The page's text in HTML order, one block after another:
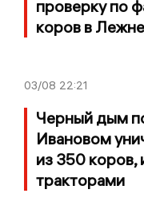
проверку по
коров в
03/08 22:21
Черный дым
Ивановом
из 350 коров,
тракторами